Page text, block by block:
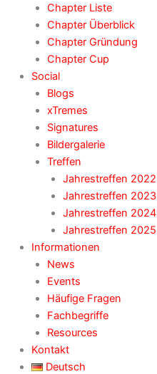
Chapter Liste
Chapter Überblick
Chapter Gründung
Chapter Cup
Social
Blogs
xTremes
Signatures
Bildergalerie
Treffen
Jahrestreffen 2022
Jahrestreffen 2023
Jahrestreffen 2024
Jahrestreffen 2025
Informationen
News
Events
Häufige Fragen
Fachbegriffe
Resources
Kontakt
Deutsch